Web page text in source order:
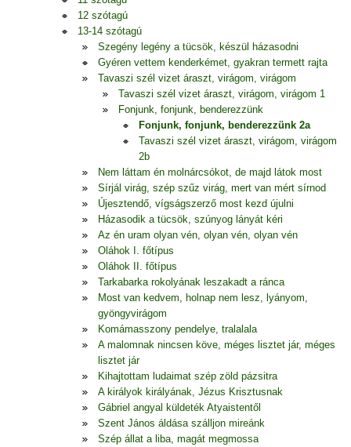
12 szótagú
13-14 szótagú
Szegény legény a tücsök, készül házasodni
Gyéren vettem kenderkémet, gyakran termett rajta
Tavaszi szél vizet áraszt, virágom, virágom
Tavaszi szél vizet áraszt, virágom, virágom 1
Fonjunk, fonjunk, benderezzünk
Fonjunk, fonjunk, benderezzünk 2a
Tavaszi szél vizet áraszt, virágom, virágom
2b
Nem láttam én molnárcsókot, de majd látok most
Sírjál virág, szép szűz virág, mert van mért sírnod
Újesztendő, vígságszerző most kezd újulni
Házasodik a tücsök, szúnyog lányát kéri
Az én uram olyan vén, olyan vén, olyan vén
Oláhok I. főtípus
Oláhok II. főtípus
Tarkabarka rokolyának leszakadt a ránca
Most van kedvem, holnap nem lesz, lyányom,
gyöngyvirágom
Komámasszony pendelye, tralalala
A malomnak nincsen köve, méges lisztet jár, méges
lisztet jár
Kihajtottam ludaimat szép zöld pázsitra
A királyok királyának, Jézus Krisztusnak
Gábriel angyal küldeték Atyaistentől
Szent János áldása szálljon mireánk
Szép állat a liba, magát megmossa